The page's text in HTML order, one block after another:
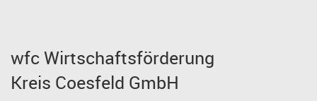
wfc Wirtschaftsförderung
Kreis Coesfeld GmbH